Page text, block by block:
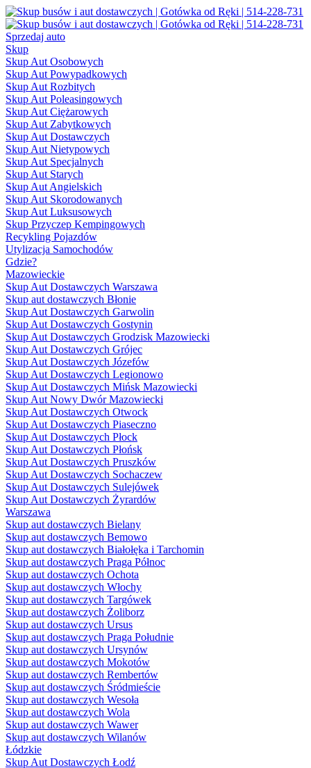
Sprzedaj auto
Skup
Skup Aut Osobowych
Skup Aut Powypadkowych
Skup Aut Rozbitych
Skup Aut Poleasingowych
Skup Aut Ciężarowych
Skup Aut Zabytkowych
Skup Aut Dostawczych
Skup Aut Nietypowych
Skup Aut Specjalnych
Skup Aut Starych
Skup Aut Angielskich
Skup Aut Skorodowanych
Skup Aut Luksusowych
Skup Przyczep Kempingowych
Recykling Pojazdów
Utylizacja Samochodów
Gdzie?
Mazowieckie
Skup Aut Dostawczych Warszawa
Skup aut dostawczych Błonie
Skup Aut Dostawczych Garwolin
Skup Aut Dostawczych Gostynin
Skup Aut Dostawczych Grodzisk Mazowiecki
Skup Aut Dostawczych Grójec
Skup Aut Dostawczych Józefów
Skup Aut Dostawczych Legionowo
Skup Aut Dostawczych Mińsk Mazowiecki
Skup Aut Nowy Dwór Mazowiecki
Skup Aut Dostawczych Otwock
Skup Aut Dostawczych Piaseczno
Skup Aut Dostawczych Płock
Skup Aut Dostawczych Płońsk
Skup Aut Dostawczych Pruszków
Skup Aut Dostawczych Sochaczew
Skup Aut Dostawczych Sulejówek
Skup Aut Dostawczych Żyrardów
Warszawa
Skup aut dostawczych Bielany
Skup aut dostawczych Bemowo
Skup aut dostawczych Białołęka i Tarchomin
Skup aut dostawczych Praga Północ
Skup aut dostawczych Ochota
Skup aut dostawczych Włochy
Skup aut dostawczych Targówek
Skup aut dostawczych Żoliborz
Skup aut dostawczych Ursus
Skup aut dostawczych Praga Południe
Skup aut dostawczych Ursynów
Skup aut dostawczych Mokotów
Skup aut dostawczych Rembertów
Skup aut dostawczych Śródmieście
Skup aut dostawczych Wesoła
Skup aut dostawczych Wola
Skup aut dostawczych Wawer
Skup aut dostawczych Wilanów
Łódzkie
Skup Aut Dostawczych Łodź